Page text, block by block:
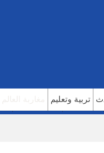
تربية وتعليم